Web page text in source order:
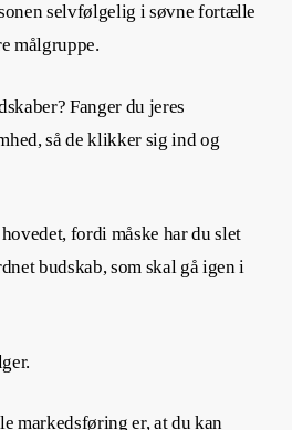
selvfølgelig i søvne fortælle
målgruppe.
Fanger du jeres
så de klikker sig ind og
fordi måske har du slet
budskab, som skal gå igen i
markedsføring er, at du kan